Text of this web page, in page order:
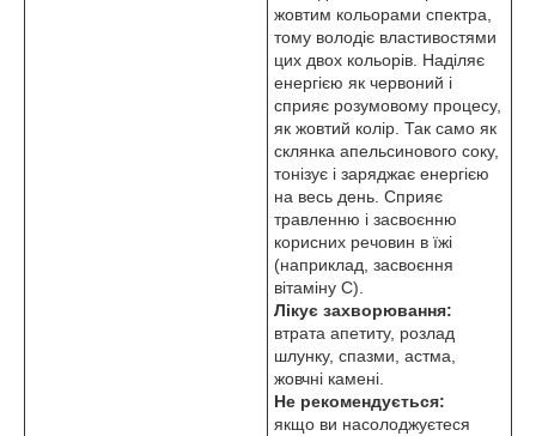
жовтим кольорами спектра,
тому володіє властивостями
цих двох кольорів. Наділяє
енергією як червоний і
сприяє розумовому процесу,
як жовтий колір. Так само як
склянка апельсинового соку,
тонізує і заряджає енергією
на весь день. Сприяє
травленню і засвоєнню
корисних речовин в їжі
(наприклад, засвоєння
вітаміну С).
Лікує захворювання:
втрата апетиту, розлад
шлунку, спазми, астма,
жовчні камені.
Не рекомендується:
якщо ви насолоджуєтеся